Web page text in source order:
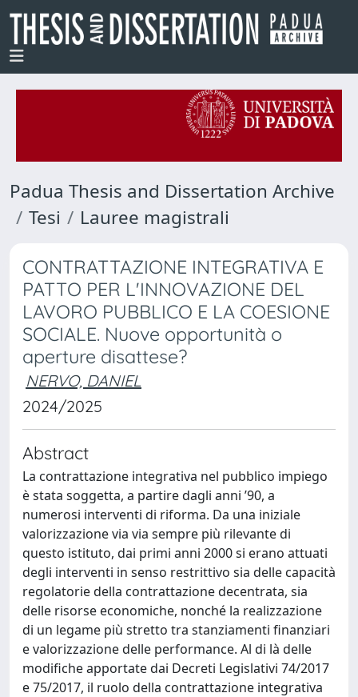
Padua Thesis and Dissertation Archive
Tesi
Lauree magistrali
CONTRATTAZIONE INTEGRATIVA E
PATTO PER L'INNOVAZIONE DEL
LAVORO PUBBLICO E LA COESIONE
SOCIALE. Nuove opportunità o
aperture disattese?
NERVO, DANIEL
2024/2025
Abstract
La contrattazione integrativa nel pubblico impiego
è stata soggetta, a partire dagli anni ’90, a
numerosi interventi di riforma. Da una iniziale
valorizzazione via via sempre più rilevante di
questo istituto, dai primi anni 2000 si erano attuati
degli interventi in senso restrittivo sia delle capacità
regolatorie della contrattazione decentrata, sia
delle risorse economiche, nonché la realizzazione
di un legame più stretto tra stanziamenti finanziari
e valorizzazione delle performance. Al di là delle
modifiche apportate dai Decreti Legislativi 74/2017
e 75/2017, il ruolo della contrattazione integrativa